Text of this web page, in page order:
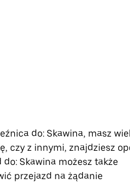
do: Skawina, masz
czy z innymi, znajdziesz
Skawina możesz także
przejazd na żądanie